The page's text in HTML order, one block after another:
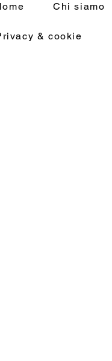
Chi siamo
& cookie